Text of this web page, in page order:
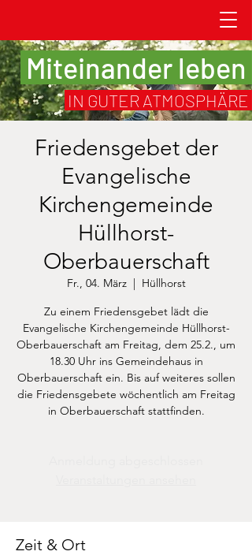
Miteinander leben
IN GUTER ATMOSPHÄRE
Friedensgebet der
Evangelische
Kirchengemeinde
Hüllhorst-
Oberbauerschaft
Fr., 04. März
  |
Hüllhorst
Zu einem Friedensgebet lädt die
Evangelische Kirchengemeinde Hüllhorst-
Oberbauerschaft am Freitag, dem 25.2., um
18.30 Uhr ins Gemeindehaus in
Oberbauerschaft ein. Bis auf weiteres sollen
die Friedensgebete wöchentlich am Freitag
Zeit & Ort